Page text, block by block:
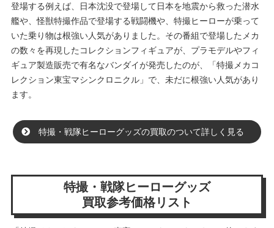
登場する例えば、日本沈没で登場して日本を地震から救った潜水
艦や、怪獣特撮作品で登場する戦闘機や、特撮ヒーローが乗って
いた乗り物は根強い人気がありました。その番組で登場したメカ
の数々を再現したコレクションフィギュアが、プラモデルやフィ
ギュア製造販売で有名なバンダイが発売したのが、「特撮メカコ
レクション東宝マシンクロニクル」で、未だに根強い人気があり
ます。
特撮・戦隊ヒーローグッズの買取のついて詳しく見る
特撮・戦隊ヒーローグッズ
買取参考価格リスト